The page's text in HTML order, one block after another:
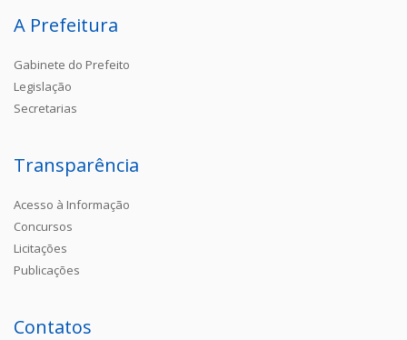
A Prefeitura
Gabinete do Prefeito
Legislação
Secretarias
Transparência
Acesso à Informação
Concursos
Licitações
Publicações
Contatos